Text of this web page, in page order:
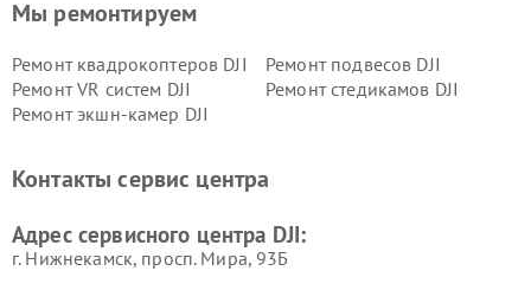
Мы ремонтируем
Ремонт квадрокоптеров DJI
Ремонт подвесов DJI
Ремонт VR систем DJI
Ремонт стедикамов DJI
Ремонт экшн-камер DJI
Контакты сервис центра
Адрес сервисного центра DJI:
г. Нижнекамск, просп. Мира, 93Б